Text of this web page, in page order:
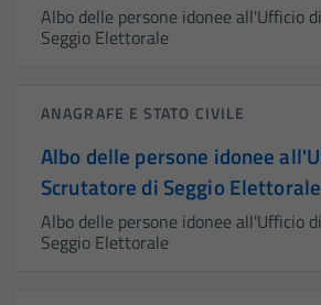
Albo delle persone idonee all'Ufficio
Seggio Elettorale
ANAGRAFE E STATO CIVILE
Albo delle persone idonee
Scrutatore di Seggio Elettorale
Albo delle persone idonee all'Ufficio
Seggio Elettorale